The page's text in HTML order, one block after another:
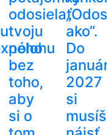
odosielať
tvoju
polohu
bez
toho,
aby
si o
ako“.
Do
2027
si
musíš